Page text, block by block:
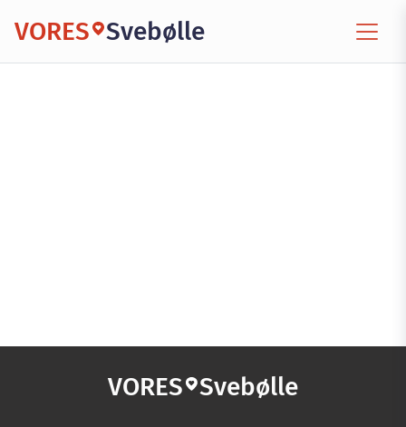
VORES Svebølle
VORES Svebølle